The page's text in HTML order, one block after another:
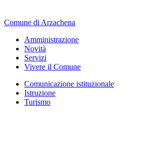
Comune di Arzachena
Amministrazione
Novità
Servizi
Vivere il Comune
Comunicazione istituzionale
Istruzione
Turismo